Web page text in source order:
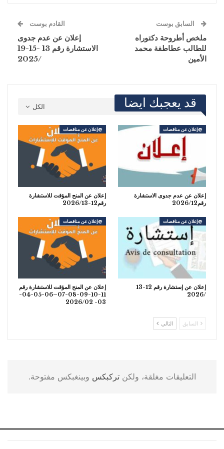
السابق بوست
ملخص أطروحة دكتوراه
للطالب عطاطفة محمد
الأمين
القادم بوست
إعلان عن عدم جدوى
الاستشارة رقم 13 -15-19
/2025
الكل قد يعجبك ايضا
@إعلان عن مناقصات
إعلان عن عدم جدوى الاستشارة
رقم2026/12
@إعلان عن مناقصات
إعلان عن المنح المؤقت للاستشارة
رقم12-2026/13
@إعلان عن مناقصات
إعلان عن إستشارة رقم 12-13
/2026
@إعلان عن مناقصات
إعلان عن المنح المؤقت للاستشارة رقم
11-10-09-08-07–06-05-04-
03- 2026/02
السابق التالي
التعليقات مغلقة، ولكنتركبكس وبينغبكس مفتوحة.